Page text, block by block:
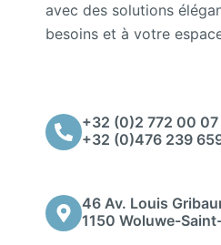
avec des solutions
besoins et à votre
+32 (0)2 772 00 07
+32 (0)476 239
46 Av. Louis
1150 Woluwe-